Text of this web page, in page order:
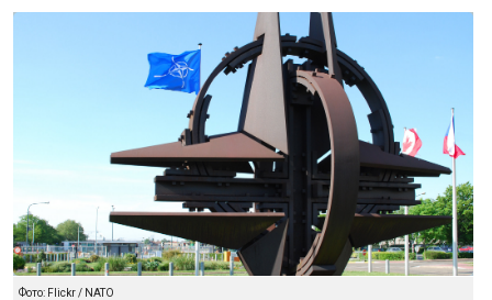
Фото: Flickr / NATO